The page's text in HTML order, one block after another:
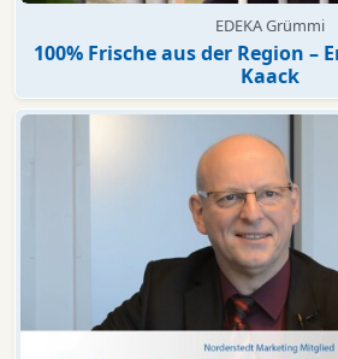
EDEKA Grümmi
100% Frische aus der Region –
Kaack